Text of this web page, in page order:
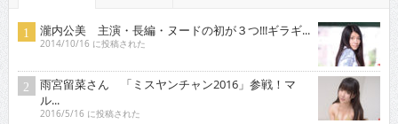
瀧内公美 主演・長編・ヌードの初が３つ!!!ギラギ...
2014/10/16 に投稿された
雨宮留菜さん 「ミスヤンチャン2016」参戦！マ
ル...
2016/5/16 に投稿された